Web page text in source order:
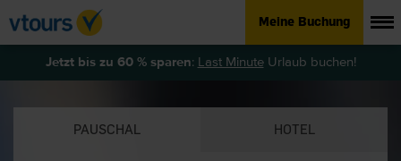
Meine Buchung
Jetzt bis zu 60 % sparen: Last MinuteUrlaub buchen!
PAUSCHAL HOTEL